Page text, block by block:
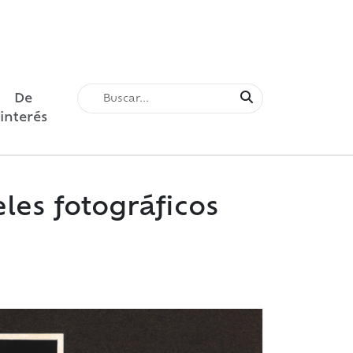
De
interés
fotográficos